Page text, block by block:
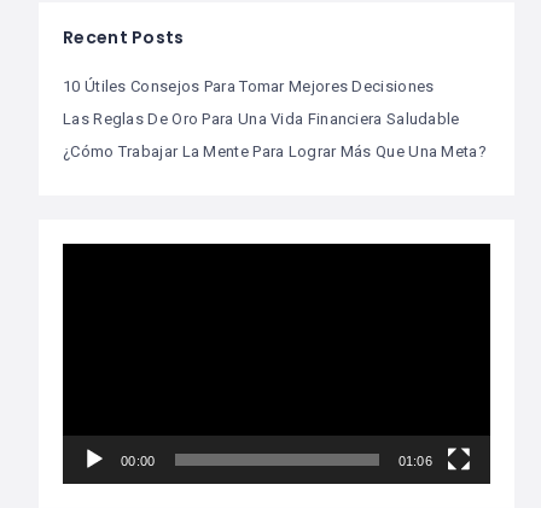
Recent Posts
10 Útiles Consejos Para Tomar Mejores Decisiones
Las Reglas De Oro Para Una Vida Financiera Saludable
¿Cómo Trabajar La Mente Para Lograr Más Que Una Meta?
00:00 01:06